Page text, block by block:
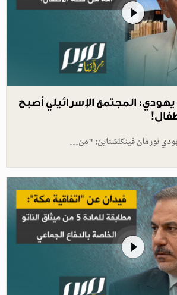
المجتمع الإسرائيلي أصبح
نورمان فينكلشتاين: "من…